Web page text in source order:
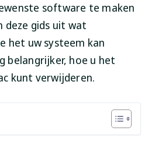
software te maken
deze gids uit wat
het uw systeem kan
belangrijker, hoe u het
kunt verwijderen.